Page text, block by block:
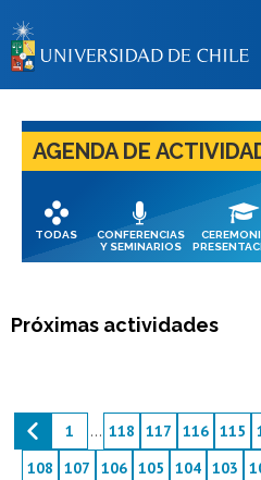
AGENDA DE
TODAS
CONFERENCIAS
Y SEMINARIOS
Próximas actividades
1 ... 118 117 116 115
108
107 106 105 104 103